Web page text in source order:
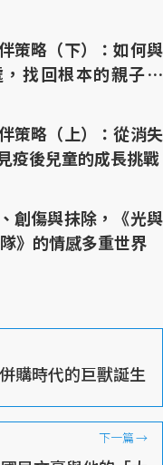
策略（下）：如何與
找回根本的親子互
策略（上）：從消失
疫後兒童的成長挑戰
創傷與抹除，《光與
》的情感多重世界
購時代的巨獸誕生
下一篇→